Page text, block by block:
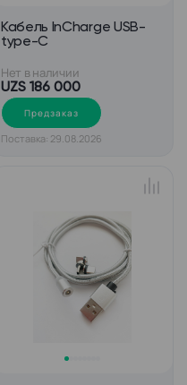
Кабель InCharge USB-
type-C
Нет в наличии
UZS 186 000
Предзаказ
Поставка: 29.08.2026